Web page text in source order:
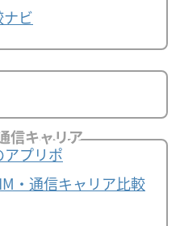
ビ
信キャリア
プリポ
・通信キャリア比較